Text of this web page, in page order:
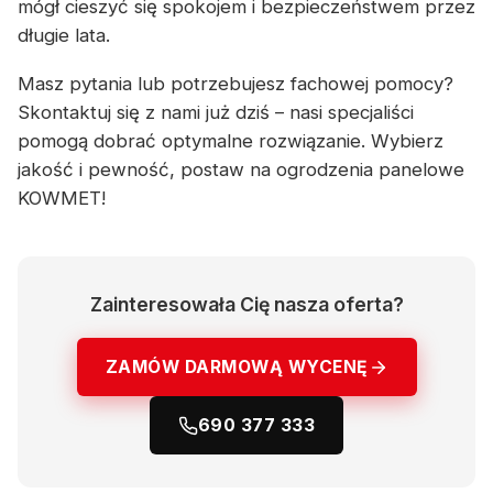
mógł cieszyć się spokojem i bezpieczeństwem przez
długie lata.
Masz pytania lub potrzebujesz fachowej pomocy?
Skontaktuj się z nami już dziś – nasi specjaliści
pomogą dobrać optymalne rozwiązanie. Wybierz
jakość i pewność, postaw na ogrodzenia panelowe
KOWMET!
Zainteresowała Cię nasza oferta?
ZAMÓW DARMOWĄ WYCENĘ
690 377 333